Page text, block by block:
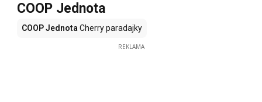
COOP Jednota
COOP JednotaCherry paradajky
REKLAMA